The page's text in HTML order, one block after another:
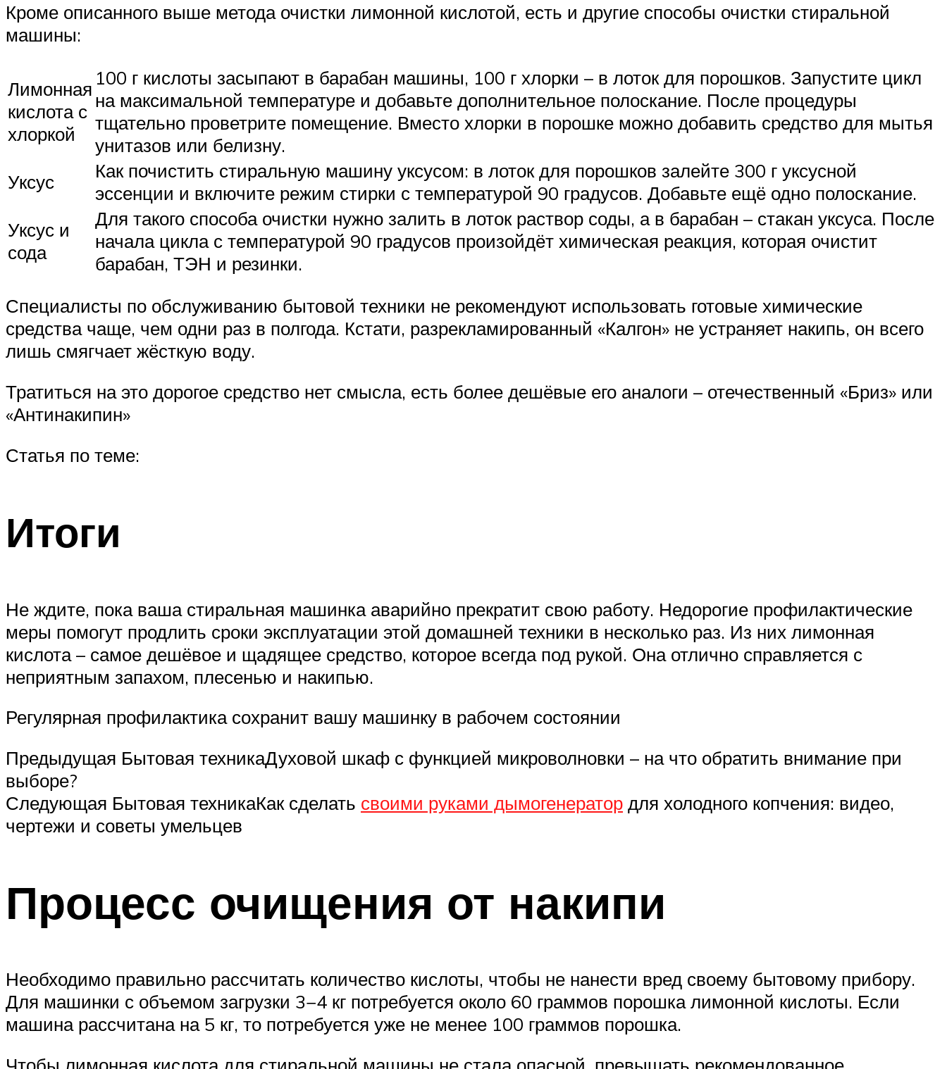
Кроме описанного выше метода очистки лимонной кислотой, есть и другие способы очистки стиральной
машины:
Лимонная
кислота с
хлоркой
100 г кислоты засыпают в барабан машины, 100 г хлорки – в лоток для порошков. Запустите цикл
на максимальной температуре и добавьте дополнительное полоскание. После процедуры
тщательно проветрите помещение. Вместо хлорки в порошке можно добавить средство для мытья
унитазов или белизну.
Уксус
Как почистить стиральную машину уксусом: в лоток для порошков залейте 300 г уксусной
эссенции и включите режим стирки с температурой 90 градусов. Добавьте ещё одно полоскание.
Уксус и
сода
Для такого способа очистки нужно залить в лоток раствор соды, а в барабан – стакан уксуса. После
начала цикла с температурой 90 градусов произойдёт химическая реакция, которая очистит
барабан, ТЭН и резинки.
Специалисты по обслуживанию бытовой техники не рекомендуют использовать готовые химические
средства чаще, чем одни раз в полгода. Кстати, разрекламированный «Калгон» не устраняет накипь, он всего
лишь смягчает жёсткую воду.
Тратиться на это дорогое средство нет смысла, есть более дешёвые его аналоги – отечественный «Бриз» или
«Антинакипин»
Статья по теме:
Итоги
Не ждите, пока ваша стиральная машинка аварийно прекратит свою работу. Недорогие профилактические
меры помогут продлить сроки эксплуатации этой домашней техники в несколько раз. Из них лимонная
кислота – самое дешёвое и щадящее средство, которое всегда под рукой. Она отлично справляется с
неприятным запахом, плесенью и накипью.
Регулярная профилактика сохранит вашу машинку в рабочем состоянии
Предыдущая Бытовая техникаДуховой шкаф с функцией микроволновки – на что обратить внимание при
выборе?
Следующая Бытовая техникаКак сделать своими руками дымогенератор для холодного копчения: видео,
чертежи и советы умельцев
Процесс очищения от накипи
Необходимо правильно рассчитать количество кислоты, чтобы не нанести вред своему бытовому прибору.
Для машинки с объемом загрузки 3−4 кг потребуется около 60 граммов порошка лимонной кислоты. Если
машина рассчитана на 5 кг, то потребуется уже не менее 100 граммов порошка.